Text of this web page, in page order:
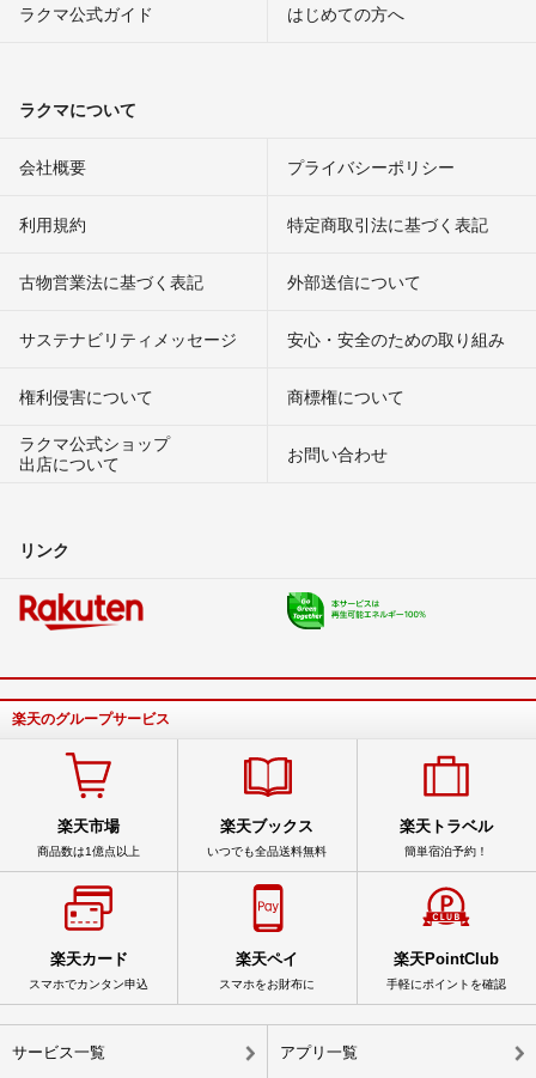
ラクマ公式ガイド はじめての方へ
ラクマについて
会社概要 プライバシーポリシー
利用規約 特定商取引法に基づく表記
古物営業法に基づく表記 外部送信について
サステナビリティメッセージ 安心・安全のための取り組み
権利侵害について
商標権について
ラクマ公式ショップ
出店について
お問い合わせ
リンク
楽天のグループサービス
楽天市場
商品数は1億点以上
楽天ブックス
いつでも全品送料無料
楽天トラベル
簡単宿泊予約！
楽天カード
スマホでカンタン申込
楽天ペイ
スマホをお財布に
楽天PointClub
手軽にポイントを確認
サービス一覧 アプリ一覧